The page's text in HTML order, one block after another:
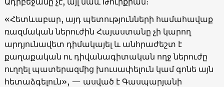
«Հետևաբար, այդ պետությունների համահավաք
ռազմական ներուժին Հայաստանը չի կարող
արդյունավետ դիմակայել և անհրաժեշտ է
քաղաքական ու դիվանագիտական ողջ ներուժը
ուղղել պատերազմից խուսափելուն կամ գոնե այն
հետաձգելուն», — ասված է Գասպարյանի